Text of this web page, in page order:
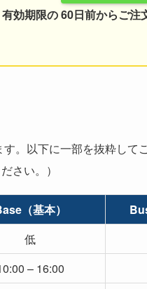
有効期限の 60日前からご注
。以下に一部を抜粋して
さい。）
（基本）
低
– 16:00